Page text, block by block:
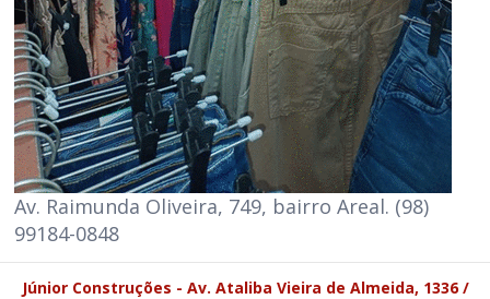
Av. Raimunda Oliveira, 749, bairro Areal. (98)
99184-0848
Júnior Construções - Av. Ataliba Vieira de Almeida, 1336 /